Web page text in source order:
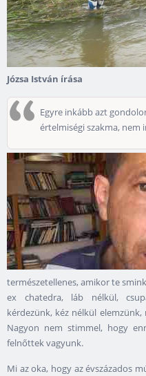
Józsa István írása
Egyre inkább azt
értelmiségi szakma, nem
természetellenes, amikor te
ex chatedra, láb nélkül,
kérdezünk, kéz nélkül
Nagyon nem stimmel, hogy
felnőttek vagyunk.
Mi az oka, hogy az évszázados